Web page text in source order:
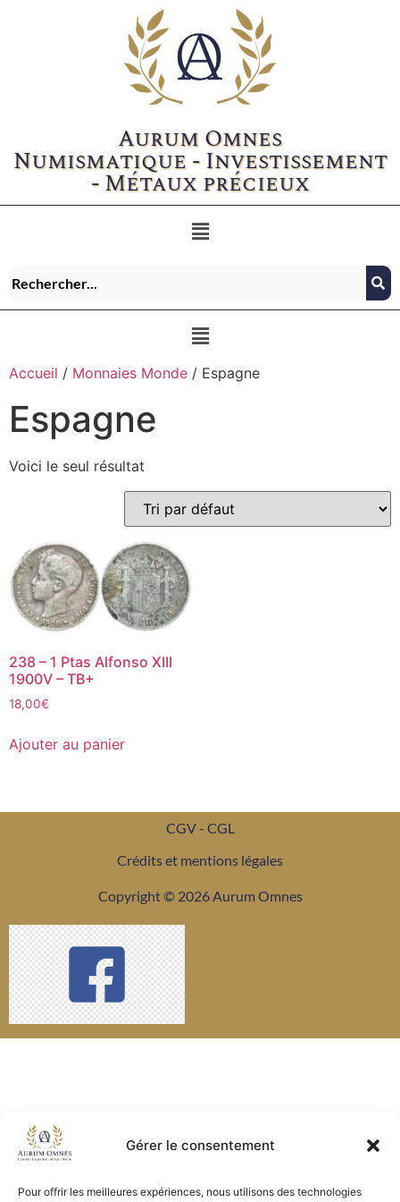
Gérer le consentement
Pour offrir les meilleures expériences, nous utilisons des technologies
Aurum Omnes
Numismatique - Investissement
- Métaux précieux
Accueil / Monnaies Monde / Espagne
Espagne
Voici le seul résultat
238 – 1 Ptas Alfonso XIII
1900V – TB+
18,00€
Ajouter au panier
CGV - CGL
Crédits et mentions légales
Copyright © 2026 Aurum Omnes